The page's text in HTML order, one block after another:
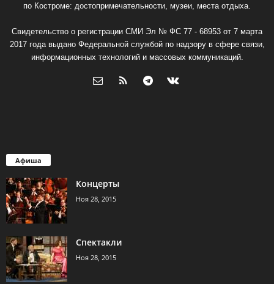
по Костроме: достопримечательности, музеи, места отдыха.
Свидетельство о регистрации СМИ Эл № ФС 77 - 68953 от 7 марта
2017 года выдано Федеральной службой по надзору в сфере связи,
информационных технологий и массовых коммуникаций.
Афиша
Концерты
Ноя 28, 2015
Спектакли
Ноя 28, 2015